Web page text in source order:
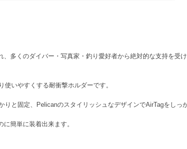
多くのダイバー・写真家・釣り愛好者から絶対的な支持を受
いやすくする耐衝撃ホルダーです。
と固定、PelicanのスタイリッシュなデザインでAirTagをしっ
簡単に装着出来ます。